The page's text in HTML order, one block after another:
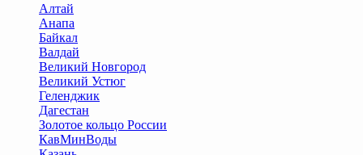
Алтай
Анапа
Байкал
Валдай
Великий Новгород
Великий Устюг
Геленджик
Дагестан
Золотое кольцо России
КавМинВоды